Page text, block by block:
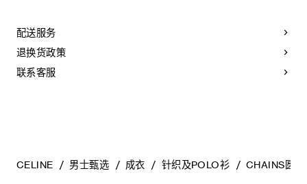
配送服务
退换货政策
联系客服
CELINE 男士甄选 成衣 针织及POLO衫 CHAINS圆领